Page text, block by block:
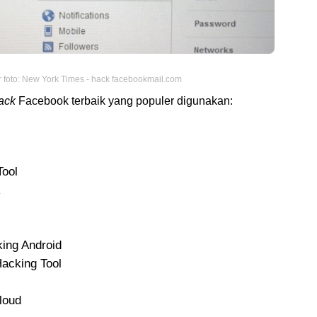
foto: New York Times - hack facebookmail.com
Facebook terbaik yang populer digunakan:
Android
Tool